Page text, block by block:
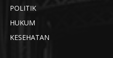
POLITIK
HUKUM
KESEHATAN